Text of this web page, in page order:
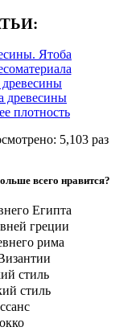
Ятоба
древесины
плотность
5,103 раз
всего нравится?
Египта
греции
рима
стиль
стиль